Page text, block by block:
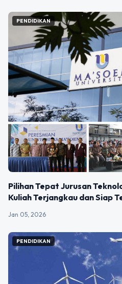
PENDIDIKAN
Pilihan Tepat Jurusan
Kuliah Terjangkau dan Siap
Jan 05, 2026
PENDIDIKAN